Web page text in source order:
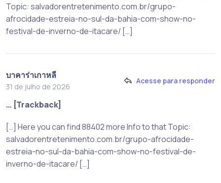
Topic: salvadorentretenimento.com.br/grupo-
afrocidade-estreia-no-sul-da-bahia-com-show-no-
festival-de-inverno-de-itacare/ […]
บาคาร่าเกาหลี
31 de julho de 2026
Acesse para responder
… [Trackback]
[…] Here you can find 88402 more Info to that Topic:
salvadorentretenimento.com.br/grupo-afrocidade-
estreia-no-sul-da-bahia-com-show-no-festival-de-
inverno-de-itacare/ […]